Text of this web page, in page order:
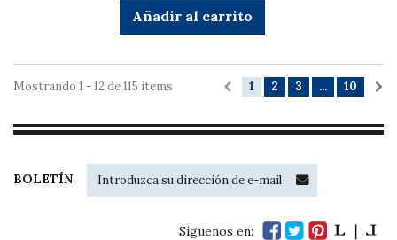
Añadir al carrito
1 2 3 ... 10
Mostrando 1 - 12 de 115 items
BOLETÍN
Síguenos en: